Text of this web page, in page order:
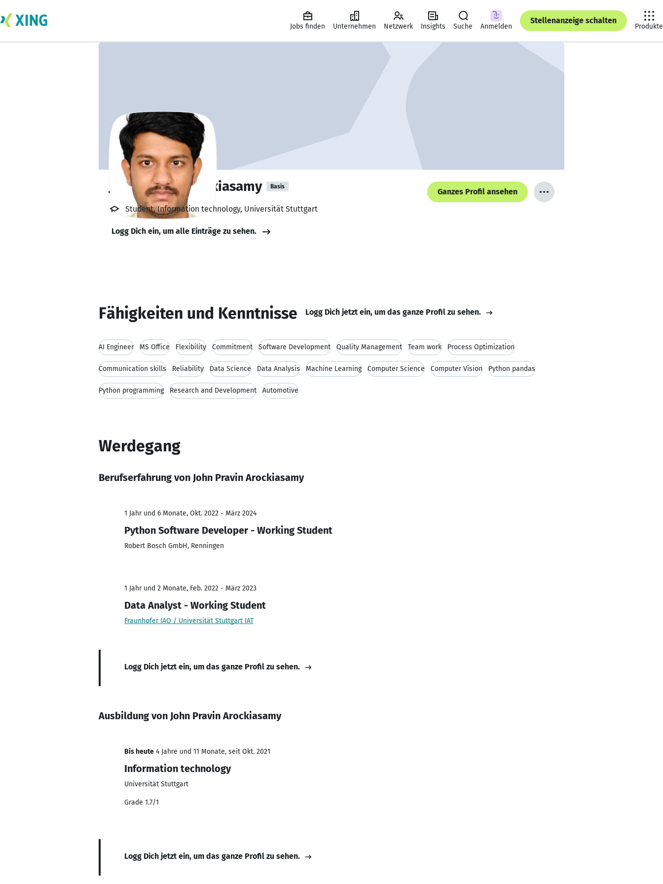
Jobs finden Unternehmen Netzwerk Insights Suche Anmelden
Stellenanzeige schalten
Produkte
John Pravin Arockiasamy Basis
Ganzes Profil ansehen
Student, Information technology, Universität Stuttgart
Logg Dich ein, um alle Einträge zu sehen.
Fähigkeiten und Kenntnisse Logg Dich jetzt ein, um das ganze Profil zu sehen.
AI Engineer MS Office Flexibility Commitment Software Development Quality Management Team work Process Optimization
Communication skills Reliability Data Science Data Analysis Machine Learning Computer Science Computer Vision Python pandas
Python programming Research and Development Automotive
Werdegang
Berufserfahrung von John Pravin Arockiasamy
1 Jahr und 6 Monate, Okt. 2022 - März 2024
Python Software Developer - Working Student
Robert Bosch GmbH, Renningen
1 Jahr und 2 Monate, Feb. 2022 - März 2023
Data Analyst - Working Student
Fraunhofer IAO / Universität Stuttgart IAT
Logg Dich jetzt ein, um das ganze Profil zu sehen.
Ausbildung von John Pravin Arockiasamy
Bis heute 4 Jahre und 11 Monate, seit Okt. 2021
Information technology
Universität Stuttgart
Grade 1.7/1
Logg Dich jetzt ein, um das ganze Profil zu sehen.